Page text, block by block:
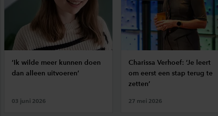
‘Ik wilde meer kunnen doen
dan alleen uitvoeren’
03 juni 2026
Charissa Verhoef: ‘Je leert
om eerst een stap terug te
zetten’
27 mei 2026